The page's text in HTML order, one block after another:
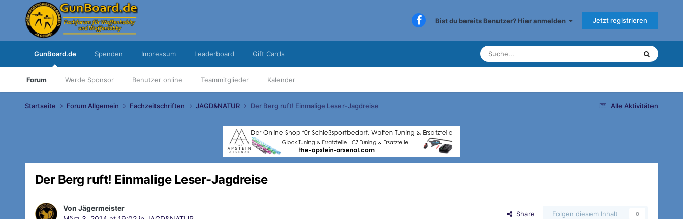
Bist du bereits Benutzer? Hier anmelden Jetzt registrieren
GunBoard.de
Forum Werde Sponsor Benutzer online Teammitglieder Kalender
Spenden Impressum Leaderboard Gift Cards
Alle Aktivitäten
Startseite Forum Allgemein Fachzeitschriften JAGD&NATUR Der Berg ruft! Einmalige Leser-Jagdreise
Der Berg ruft! Einmalige Leser-Jagdreise
Von Jägermeister
Share Folgen diesem Inhalt 0